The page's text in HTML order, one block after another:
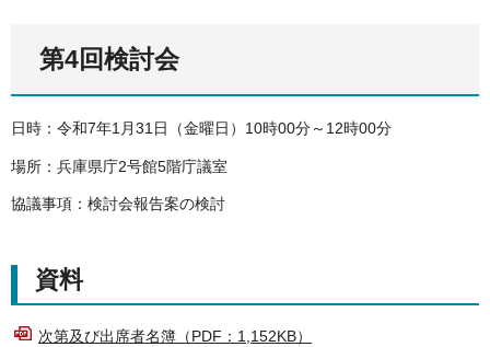
第4回検討会
日時：令和7年1月31日（金曜日）10時00分～12時00分
場所：兵庫県庁2号館5階庁議室
協議事項：検討会報告案の検討
資料
次第及び出席者名簿（PDF：1,152KB）